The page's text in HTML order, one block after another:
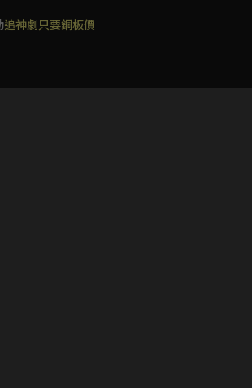
追神劇只要銅板價